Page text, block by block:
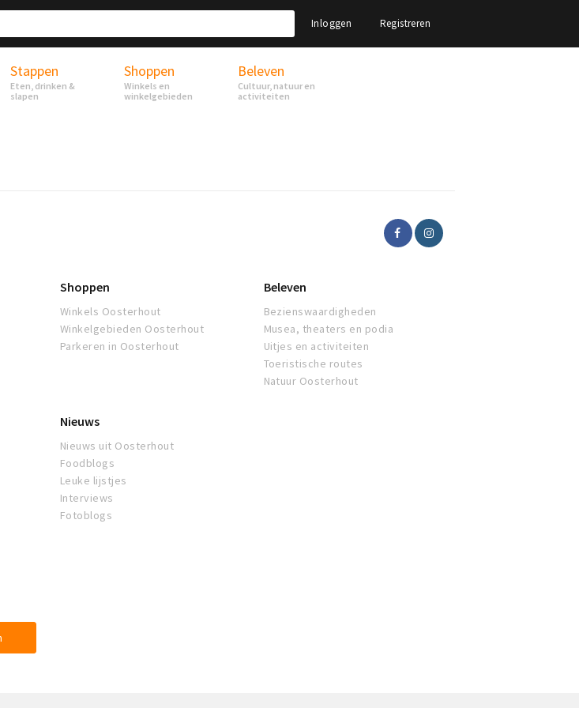
Inloggen Registreren
Stappen
Eten, drinken &
slapen
Shoppen
Winkels en
winkelgebieden
Beleven
Cultuur, natuur en
activiteiten
Shoppen
Winkels Oosterhout
Winkelgebieden Oosterhout
Parkeren in Oosterhout
Beleven
Bezienswaardigheden
Musea, theaters en podia
Uitjes en activiteiten
Toeristische routes
Natuur Oosterhout
Nieuws
Nieuws uit Oosterhout
Foodblogs
Leuke lijstjes
Interviews
Fotoblogs